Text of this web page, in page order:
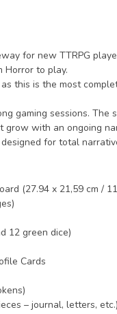
for new TTRPG
Horror to play.
this is the most
gaming sessions.
grow with an ongoing
for total
(27.94 x 21,59 cm /
12 green dice)
Cards
– journal, letters, etc.)